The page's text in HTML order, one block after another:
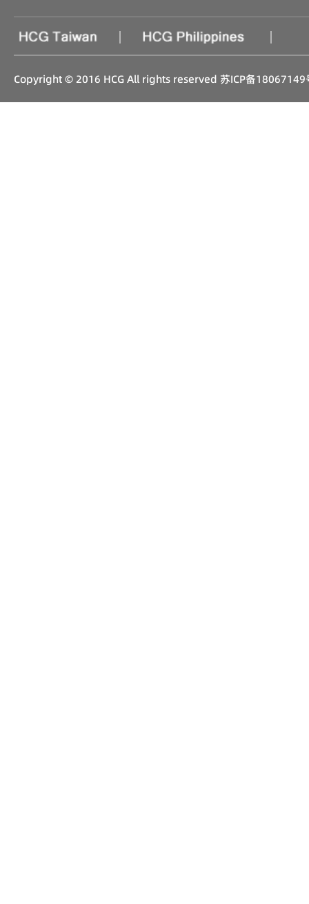
| |
Copyright © 2016 HCG All rights reserved 苏ICP备